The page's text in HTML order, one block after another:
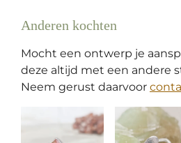
Anderen kochten
Mocht een ontwerp je
deze altijd met een andere
Neem gerust daarvoor